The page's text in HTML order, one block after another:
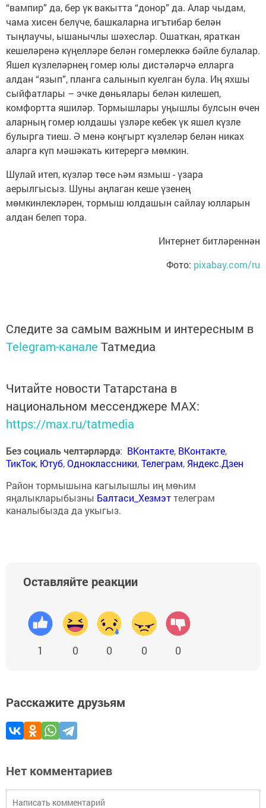
“вампир” да, бер үк вакытта “донор” да. Алар чыдам,
чама хисен белүче, башкаларна игътибар белән
тыңлаучы, ышанычлы шәхесләр. Ошаткан, яраткан
кешеләренә күңелләре белән гомерлеккә бәйле булалар.
Яшел күзлеләрнең гомер юлы дистәләрчә елларга
алдан “язып”, планга салынып куелган була. Иң яхшы
сыйфатлары – эчке дөньялары белән килешеп,
комфортта яшиләр. Тормышлары уңышлы булсын өчен
аларның гомер юлдашы үзләре кебек үк яшел күзле
булырга тиеш. Ә менә коңгырт күзлеләр белән никах
аларга күп мәшәкать китерергә мөмкин.
Шулай итеп, күзләр төсе һәм язмыш - үзара
аерылгысыз. Шуны аңлаган кеше үзенең
мөмкинлекләрен, тормыш юлдашын сайлау юлларын
алдан белеп тора.
Интернет битләреннән
Фото: pixabay.com/ru
Следите за самым важным и интересным в
Telegram-канале Татмедиа
Читайте новости Татарстана в
национальном мессенджере MАХ:
https://max.ru/tatmedia
Без социаль челтәрләрдә: ВКонтакте, ВКонтакте,
ТикТок, Ютуб,Одноклассники,Телеграм, Яндекс.Дзен
Район тормышына кагылышлы иң мөһим
яңалыкларыбызны Балтаси_Хезмэттелеграм
каналыбызда да укыгыз.
Оставляйте реакции
1 0 0 0 0
Расскажите друзьям
Нет комментариев